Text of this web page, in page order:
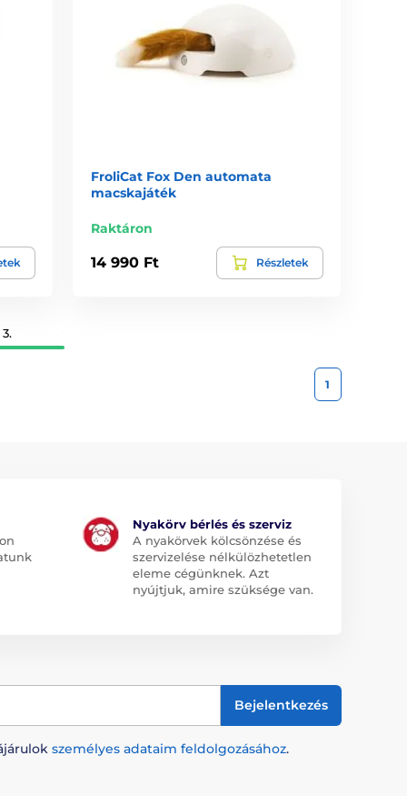
FroliCat Fox Den automata
macskajáték
Raktáron
14 990 Ft Részletek
1
Nyakörv bérlés és szerviz
A nyakörvek kölcsönzése és
szervizelése nélkülözhetetlen
eleme cégünknek. Azt
nyújtjuk, amire szüksége van.
Bejelentkezés
személyes adataim feldolgozásához.